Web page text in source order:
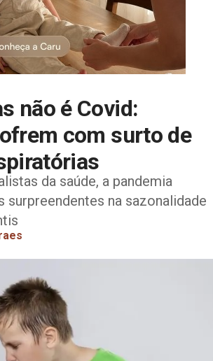
não é Covid:
com surto de
da saúde, a pandemia
surpreendentes na sazonalidade